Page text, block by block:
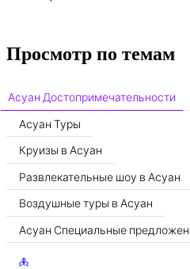
Просмотр по темам
Асуан Достопримечательности
Асуан Туры
Круизы в Асуан
Развлекательные шоу в Асуан
Воздушные туры в Асуан
Асуан Специальные